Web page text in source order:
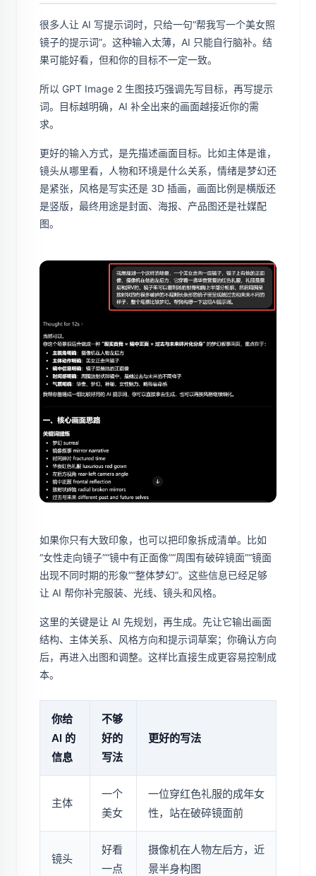
很多人让 AI 写提示词时，只给一句“帮我写一个美女照
镜子的提示词”。这种输入太薄，AI 只能自行脑补。结
果可能好看，但和你的目标不一定一致。
所以 GPT Image 2 生图技巧强调先写目标，再写提示
词。目标越明确，AI 补全出来的画面越接近你的需
求。
更好的输入方式，是先描述画面目标。比如主体是谁，
镜头从哪里看，人物和环境是什么关系，情绪是梦幻还
是紧张，风格是写实还是 3D 插画，画面比例是横版还
是竖版，最终用途是封面、海报、产品图还是社媒配
图。
如果你只有大致印象，也可以把印象拆成清单。比如
“女性走向镜子”“镜中有正面像”“周围有破碎镜面”“镜面
出现不同时期的形象”“整体梦幻”。这些信息已经足够
让 AI 帮你补完服装、光线、镜头和风格。
这里的关键是让 AI 先规划，再生成。先让它输出画面
结构、主体关系、风格方向和提示词草案；你确认方向
后，再进入出图和调整。这样比直接生成更容易控制成
本。
你给
AI 的
信息
不够
好的
写法
更好的写法
主体
一个
美女
一位穿红色礼服的成年女
性，站在破碎镜面前
镜头
好看
一点
摄像机在人物左后方，近
景半身构图